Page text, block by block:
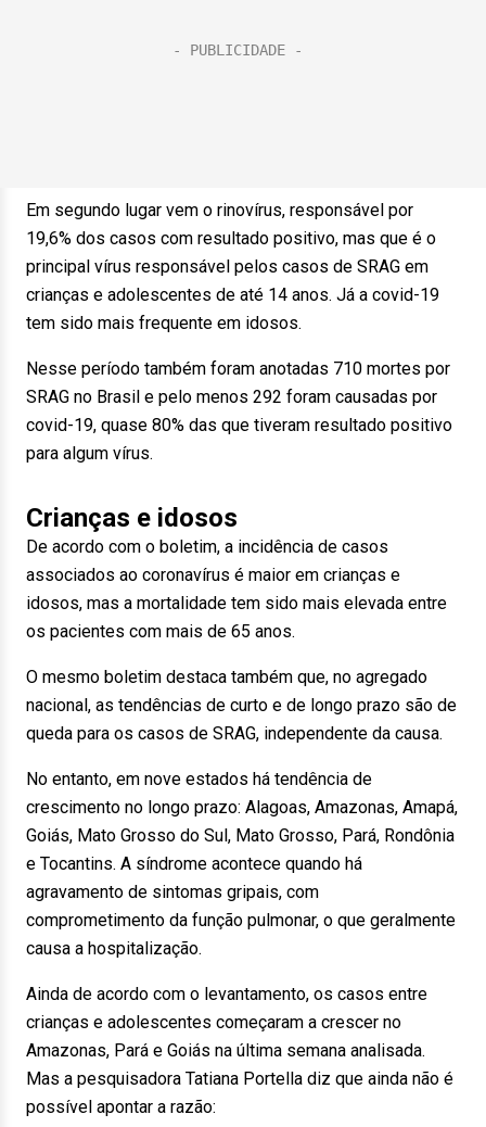
Em segundo lugar vem o rinovírus, responsável por
19,6% dos casos com resultado positivo, mas que é o
principal vírus responsável pelos casos de SRAG em
crianças e adolescentes de até 14 anos. Já a covid-19
tem sido mais frequente em idosos.
Nesse período também foram anotadas 710 mortes por
SRAG no Brasil e pelo menos 292 foram causadas por
covid-19, quase 80% das que tiveram resultado positivo
para algum vírus.
Crianças e idosos
De acordo com o boletim, a incidência de casos
associados ao coronavírus é maior em crianças e
idosos, mas a mortalidade tem sido mais elevada entre
os pacientes com mais de 65 anos.
O mesmo boletim destaca também que, no agregado
nacional, as tendências de curto e de longo prazo são de
queda para os casos de SRAG, independente da causa.
No entanto, em nove estados há tendência de
crescimento no longo prazo: Alagoas, Amazonas, Amapá,
Goiás, Mato Grosso do Sul, Mato Grosso, Pará, Rondônia
e Tocantins. A síndrome acontece quando há
agravamento de sintomas gripais, com
comprometimento da função pulmonar, o que geralmente
causa a hospitalização.
Ainda de acordo com o levantamento, os casos entre
crianças e adolescentes começaram a crescer no
Amazonas, Pará e Goiás na última semana analisada.
Mas a pesquisadora Tatiana Portella diz que ainda não é
possível apontar a razão: